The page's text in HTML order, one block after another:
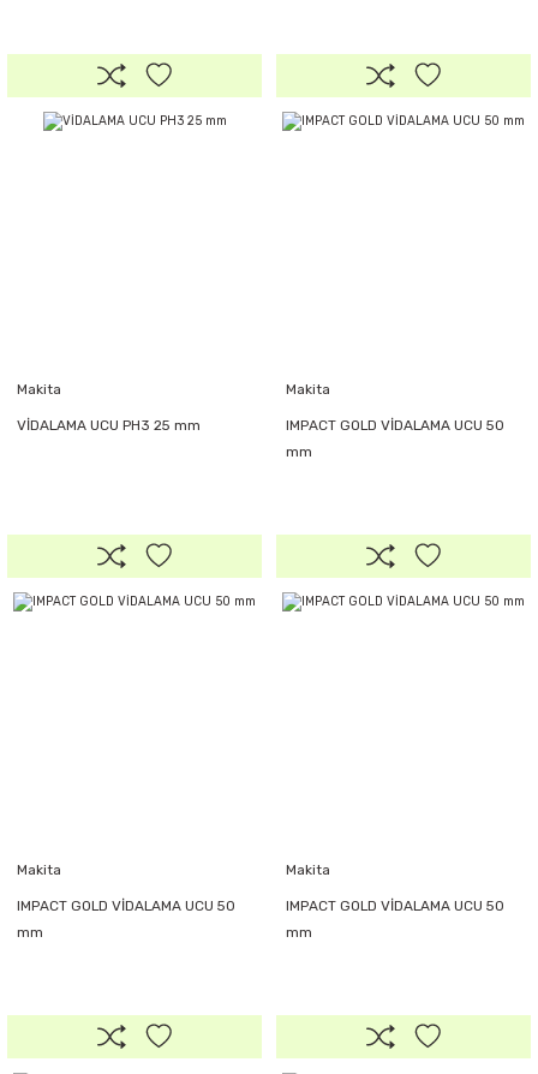
Makita
VİDALAMA UCU PH3 25 mm
Makita
IMPACT GOLD VİDALAMA UCU 50
mm
Makita
IMPACT GOLD VİDALAMA UCU 50
mm
Makita
IMPACT GOLD VİDALAMA UCU 50
mm